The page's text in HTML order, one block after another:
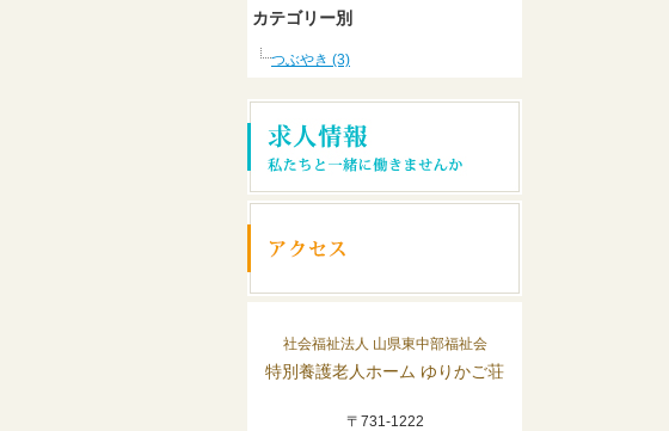
カテゴリー別
つぶやき (3)
社会福祉法人 山県東中部福祉会
特別養護老人ホーム ゆりかご荘
〒731-1222